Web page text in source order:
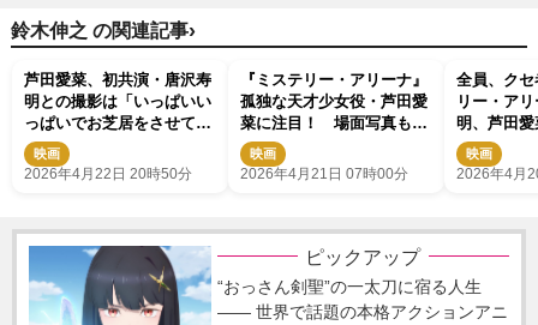
鈴木伸之 の関連記事›
芦田愛菜、初共演・唐沢寿
明との撮影は「いっぱいい
っぱいでお芝居をさせてい
ただいた」
映画
2026年4月22日 20時50分
『ミステリー・アリーナ』
孤独な天才少女役・芦田愛
菜に注目！ 場面写真も解
禁映画
2026年4月21日 07時00分
全員、ク
リー・ア
明、芦田
ラビジュ
映画
2026年4月
ピックアップ
“おっさん剣聖”の一太刀に宿る人生
―― 世界で話題の本格アクションアニ